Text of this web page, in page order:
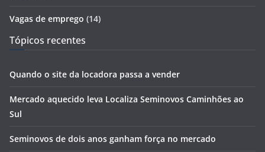
Vagas de emprego (14)
Tópicos recentes
Quando o site da locadora passa a vender
Mercado aquecido leva Localiza Seminovos Caminhões ao
Sul
Seminovos de dois anos ganham força no mercado